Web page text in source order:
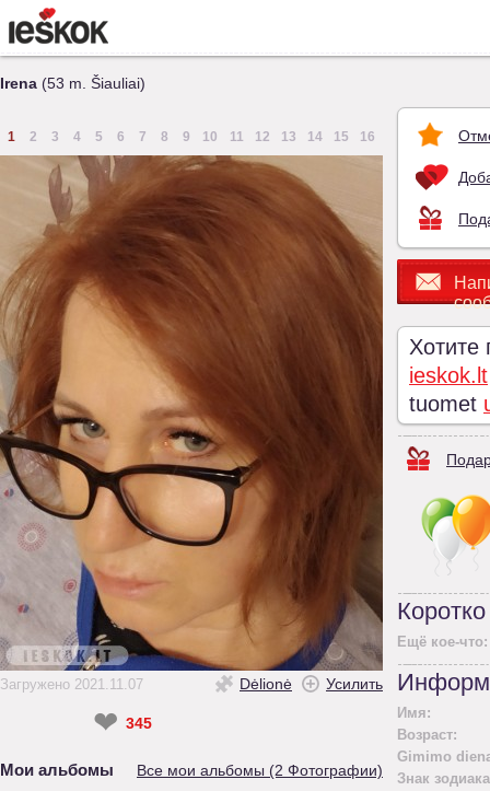
Irena (53 m. Šiauliai)
1 2 3 4 5 6 7 8 9 10 11 12 13 14 15 16
Загружено 2021.11.07 Dėlionė Усилить
❤ 345
Мои альбомы Все мои альбомы (2 Фотографии)
Хотите
ieskok.lt
tuomet
Ещё кое-что:
Имя:
Возраст:
Gimimo
Знак